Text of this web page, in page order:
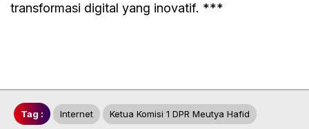
transformasi digital yang inovatif. ***
Tag : Internet Ketua Komisi 1 DPR Meutya Hafid